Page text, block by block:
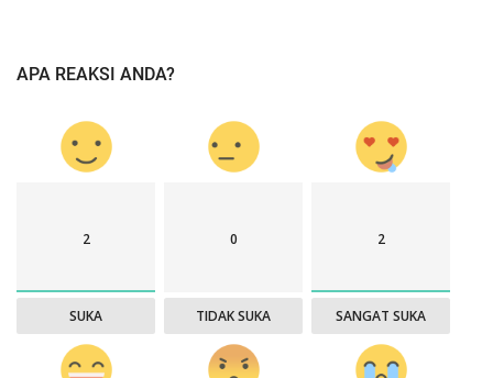
APA REAKSI ANDA?
2
SUKA
0
TIDAK SUKA
2
SANGAT SUKA